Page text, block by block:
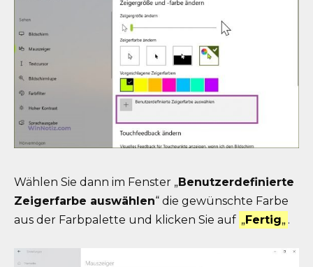
Wählen Sie dann im Fenster „Benutzerdefinierte
Zeigerfarbe auswählen“ die gewünschte Farbe
aus der Farbpalette und klicken Sie auf „Fertig„ .